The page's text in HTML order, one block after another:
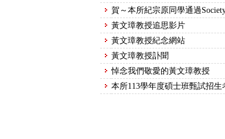
黃文璋教授追思影片
黃文璋教授紀念網站
黃文璋教授訃聞
悼念我們敬愛的黃文璋教授
本所113學年度碩士班甄試招生